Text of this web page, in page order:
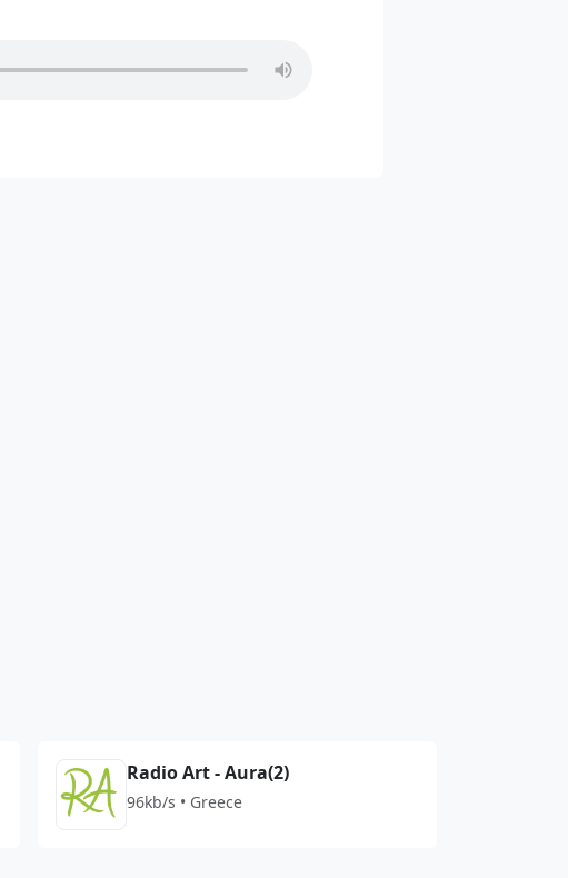
Radio Art - Aura(2)
96kb/s • Greece